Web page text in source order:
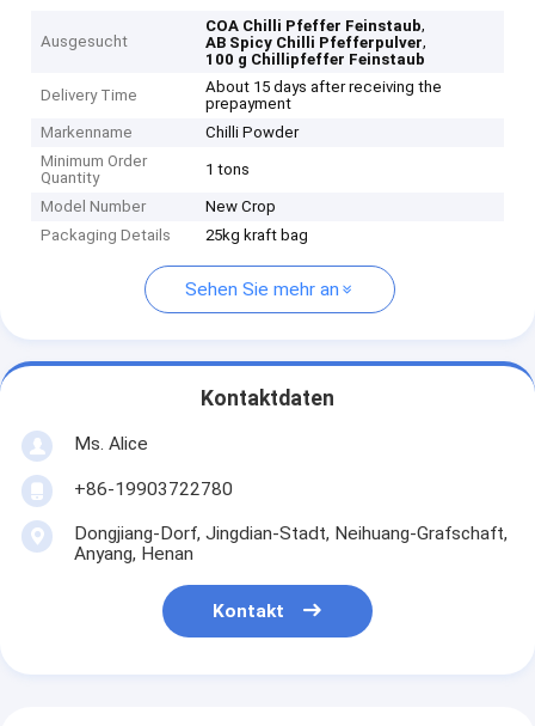
Ausgesucht
COA Chilli Pfeffer Feinstaub,
AB Spicy Chilli Pfefferpulver,
100 g Chillipfeffer Feinstaub
Delivery Time
About 15 days after receiving the
prepayment
Markenname
Chilli Powder
Minimum Order
Quantity
1 tons
Model Number
New Crop
Packaging Details
25kg kraft bag
Sehen Sie mehr an
Kontaktdaten
Ms. Alice
+86-19903722780
Dongjiang-Dorf, Jingdian-Stadt, Neihuang-Grafschaft,
Anyang, Henan
Kontakt